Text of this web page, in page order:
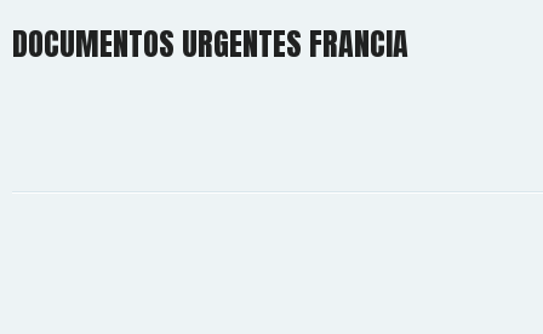
DOCUMENTOS URGENTES FRANCIA